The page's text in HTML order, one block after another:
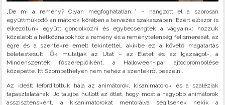
„De mi a remény? Olyan megfoghatatlan…” – hangzott el a szorosan
együttműködő animátorok körében a tervezés szakaszában. Ezért először is
elkezdtünk együtt gondolkozni és egybecsengtek a vágyaink: hozzuk
közelebb a hétköznapokhoz a remény és a reménytelenség felismerését, az
égre és a szentekre emelt tekintettel, akikbe ez a követő magatartás
beletestesült. Ők mutatják az Utat – az Életet és az Igazságot-, a
Mindenszentek főszereplőiként, a Halloween-ipar ajtódörömbölése
közepette. Itt Szombathelyen nem nehéz a szentekről beszélni.
Az ideált lefordítottuk hála az animátorok, kisanimátorok és a szaléziak
tapasztalatának. Jó talajba hullott az ötlet, hogy most a nagyobb animátorok
asszisztensként, a kisanimátorokat mentorálva segítsenek nekik a